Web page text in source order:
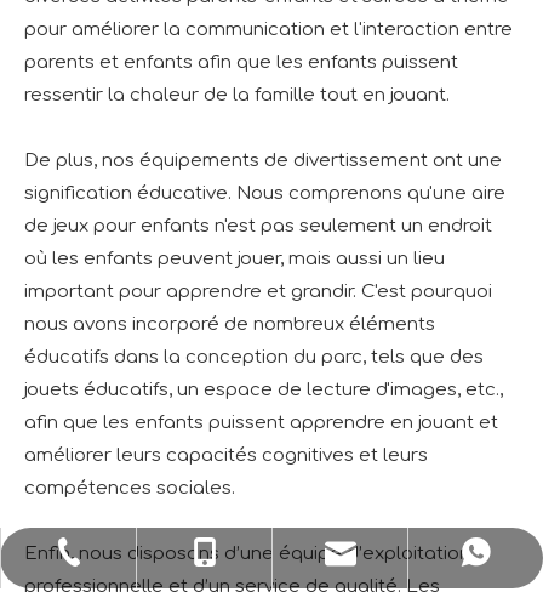
pour améliorer la communication et l'interaction entre
parents et enfants afin que les enfants puissent
ressentir la chaleur de la famille tout en jouant.
De plus, nos équipements de divertissement ont une
signification éducative. Nous comprenons qu'une aire
de jeux pour enfants n'est pas seulement un endroit
où les enfants peuvent jouer, mais aussi un lieu
important pour apprendre et grandir. C'est pourquoi
nous avons incorporé de nombreux éléments
éducatifs dans la conception du parc, tels que des
jouets éducatifs, un espace de lecture d'images, etc.,
afin que les enfants puissent apprendre en jouant et
améliorer leurs capacités cognitives et leurs
compétences sociales.
Enfin, nous disposons d’une équipe d’exploitation
professionnelle et d’un service de qualité. Les
+86-577-67499999
+86-18066498819
sale1@huaxiatoys.com
+8618066498819